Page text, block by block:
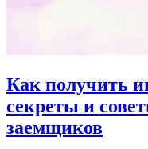
Как получить
секреты и
заемщиков